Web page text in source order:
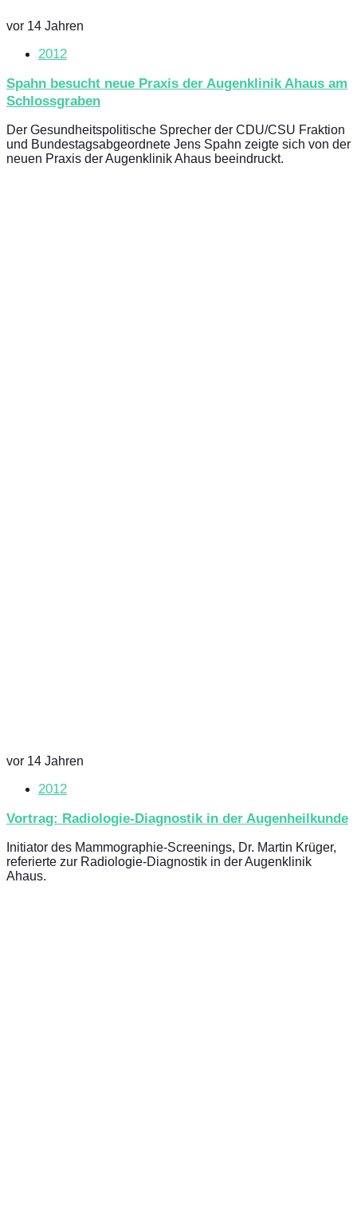
vor 14 Jahren
2012
Spahn besucht neue Praxis der Augenklinik Ahaus am
Schlossgraben
Der Gesundheitspolitische Sprecher der CDU/CSU Fraktion
und Bundestagsabgeordnete Jens Spahn zeigte sich von der
neuen Praxis der Augenklinik Ahaus beeindruckt.
vor 14 Jahren
2012
Vortrag: Radiologie-Diagnostik in der Augenheilkunde
Initiator des Mammographie-Screenings, Dr. Martin Krüger,
referierte zur Radiologie-Diagnostik in der Augenklinik
Ahaus.